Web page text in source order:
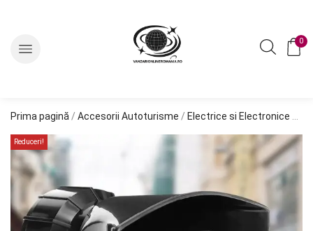
0
Prima pagină / Accesorii Autoturisme / Electrice si Electronice Auto
Reduceri!